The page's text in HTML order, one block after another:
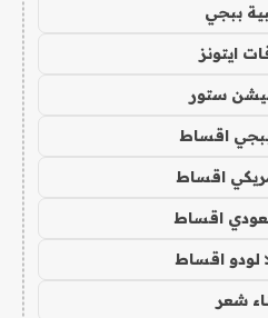
ببجي
ايتونز
ستور
اقساط
اقساط
اقساط
لودو اقساط
شعر